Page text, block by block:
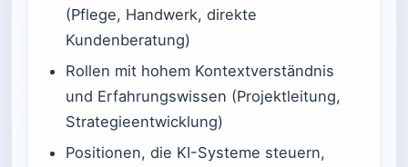
(Pflege, Handwerk, direkte
Kundenberatung)
Rollen mit hohem Kontextverständnis
und Erfahrungswissen (Projektleitung,
Strategieentwicklung)
Positionen, die KI-Systeme steuern,